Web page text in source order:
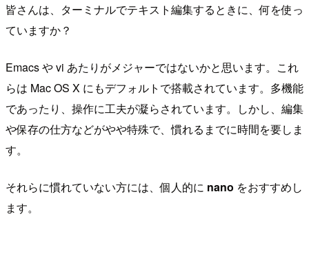
皆さんは、ターミナルでテキスト編集するときに、何を使っ
ていますか？
Emacs や vi あたりがメジャーではないかと思います。これ
らは Mac OS X にもデフォルトで搭載されています。多機能
であったり、操作に工夫が凝らされています。しかし、編集
や保存の仕方などがやや特殊で、慣れるまでに時間を要しま
す。
それらに慣れていない方には、個人的に nano をおすすめし
ます。